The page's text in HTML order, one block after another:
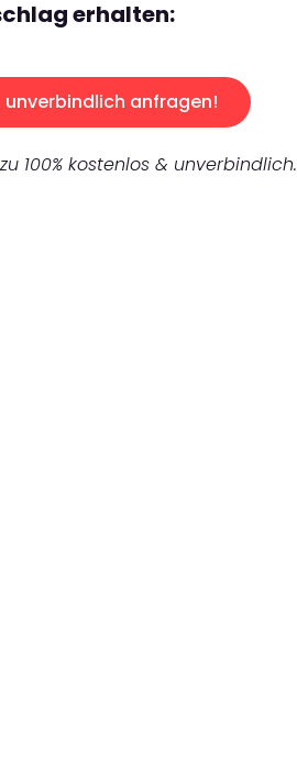
erhalten:
unverbindlich anfragen!
100% kostenlos & unverbindlich.